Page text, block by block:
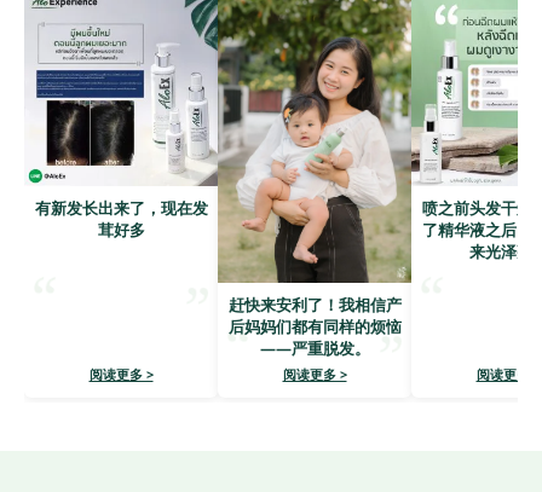
有新发长出来了，现在发
茸好多
阅读更多 >
赶快来安利了！我相信产
后妈妈们都有同样的烦恼
——严重脱发。
阅读更多 >
喷之前头发干燥
了精华液之后，
来光泽亮
阅读更多 >